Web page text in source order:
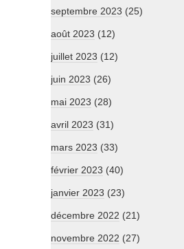
septembre 2023 (25)
août 2023 (12)
juillet 2023 (12)
juin 2023 (26)
mai 2023 (28)
avril 2023 (31)
mars 2023 (33)
février 2023 (40)
janvier 2023 (23)
décembre 2022 (21)
novembre 2022 (27)